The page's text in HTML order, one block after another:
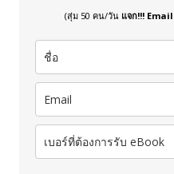
(สุ่ม 50 คน/วัน แจก!!!